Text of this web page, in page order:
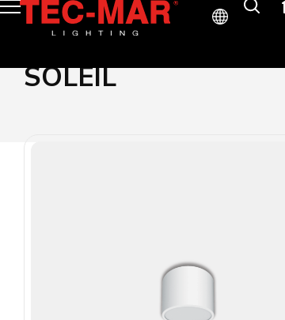
SOLEIL